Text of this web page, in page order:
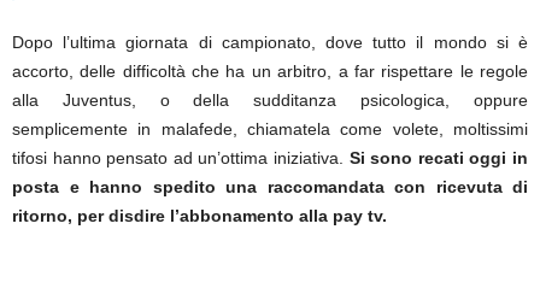
Dopo l’ultima giornata di campionato, dove tutto il mondo si è
accorto, delle difficoltà che ha un arbitro, a far rispettare le regole
alla Juventus, o della sudditanza psicologica, oppure
semplicemente in malafede, chiamatela come volete, moltissimi
tifosi hanno pensato ad un’ottima iniziativa. Si sono recati oggi in
posta e hanno spedito una raccomandata con ricevuta di
ritorno, per disdire l’abbonamento alla pay tv.